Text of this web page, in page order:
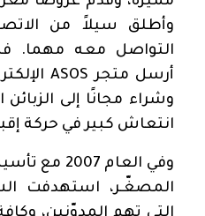
وأطلق سيلاً من
التواصل معه مهما.
أرسل متجرASOS
وشراء مجانًا إلى
انتعاش كبير في حركة
وفي العام
المصغّـر، استهدفت